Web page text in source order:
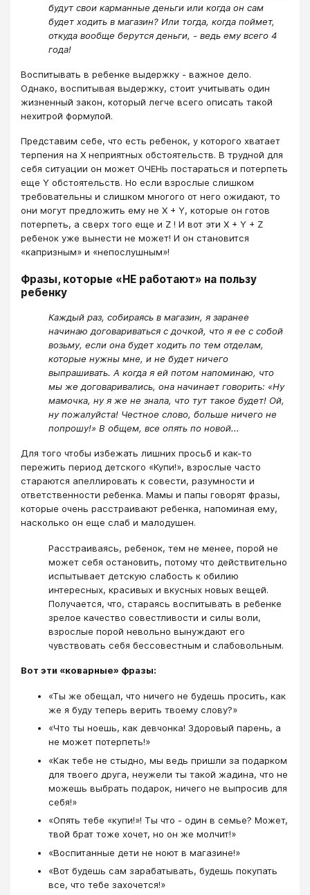
будут свои карманные деньги или когда он сам
будет ходить в магазин? Или тогда, когда поймет,
откуда вообще берутся деньги, - ведь ему всего 4
года!
Воспитывать в ребенке выдержку - важное дело.
Однако, воспитывая выдержку, стоит учитывать один
жизненный закон, который легче всего описать такой
нехитрой формулой.
Представим себе, что есть ребенок, у которого хватает
терпения на X неприятных обстоятельств. В трудной для
себя ситуации он может ОЧЕНЬ постараться и потерпеть
еще Y обстоятельств. Но если взрослые слишком
требовательны и слишком многого от него ожидают, то
они могут предложить ему не X + Y, которые он готов
потерпеть, а сверх того еще и Z ! И вот эти X + Y + Z
ребенок уже вынести не может! И он становится
«капризным» и «непослушным»!
Фразы, которые «НЕ работают» на пользу
ребенку
Каждый раз, собираясь в магазин, я заранее
начинаю договариваться с дочкой, что я ее с собой
возьму, если она будет ходить по тем отделам,
которые нужны мне, и не будет ничего
выпрашивать. А когда я ей потом напоминаю, что
мы же договаривались, она начинает говорить: «Ну
мамочка, ну я же не знала, что тут такое будет! Ой,
ну пожалуйста! Честное слово, больше ничего не
попрошу!» В общем, все опять по новой...
Для того чтобы избежать лишних просьб и как-то
пережить период детского «Купи!», взрослые часто
стараются апеллировать к совести, разумности и
ответственности ребенка. Мамы и папы говорят фразы,
которые очень расстраивают ребенка, напоминая ему,
насколько он еще слаб и малодушен.
Расстраиваясь, ребенок, тем не менее, порой не
может себя остановить, потому что действительно
испытывает детскую слабость к обилию
интересных, красивых и вкусных новых вещей.
Получается, что, стараясь воспитывать в ребенке
зрелое качество совестливости и силы воли,
взрослые порой невольно вынуждают его
чувствовать себя бессовестным и слабовольным.
Вот эти «коварные» фразы:
«Ты же обещал, что ничего не будешь просить, как
же я буду теперь верить твоему слову?»
«Что ты ноешь, как девчонка! Здоровый парень, а
не может потерпеть!»
«Как тебе не стыдно, мы ведь пришли за подарком
для твоего друга, неужели ты такой жадина, что не
можешь выбрать подарок, ничего не выпросив для
себя!»
«Опять тебе «купи!»! Ты что - один в семье? Может,
твой брат тоже хочет, но он же молчит!»
«Воспитанные дети не ноют в магазине!»
«Вот будешь сам зарабатывать, будешь покупать
все, что тебе захочется!»